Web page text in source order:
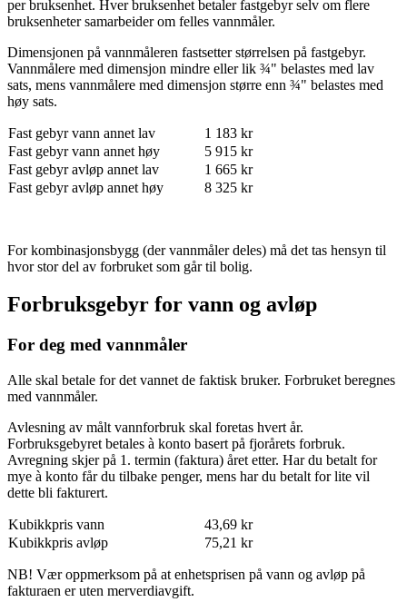
per bruksenhet. Hver bruksenhet betaler fastgebyr selv om flere
bruksenheter samarbeider om felles vannmåler.
Dimensjonen på vannmåleren fastsetter størrelsen på fastgebyr.
Vannmålere med dimensjon mindre eller lik ¾" belastes med lav
sats, mens vannmålere med dimensjon større enn ¾" belastes med
høy sats.
Fast gebyr vann annet lav
1 183 kr
Fast gebyr vann annet høy
5 915 kr
Fast gebyr avløp annet lav
1 665 kr
Fast gebyr avløp annet høy
8 325 kr
For kombinasjonsbygg (der vannmåler deles) må det tas hensyn til
hvor stor del av forbruket som går til bolig.
Forbruksgebyr for vann og avløp
For deg med vannmåler
Alle skal betale for det vannet de faktisk bruker. Forbruket beregnes
med vannmåler.
Avlesning av målt vannforbruk skal foretas hvert år.
Forbruksgebyret betales à konto basert på fjorårets forbruk.
Avregning skjer på 1. termin (faktura) året etter. Har du betalt for
mye à konto får du tilbake penger, mens har du betalt for lite vil
dette bli fakturert.
Kubikkpris vann
43,69 kr
Kubikkpris avløp
75,21 kr
NB! Vær oppmerksom på at enhetsprisen på vann og avløp på
fakturaen er uten merverdiavgift.